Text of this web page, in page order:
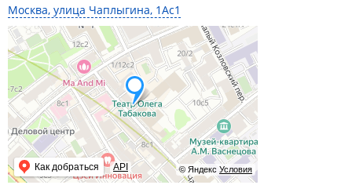
Москва, улица Чаплыгина, 1Ас1
© Яндекс Условия
Как добраться API